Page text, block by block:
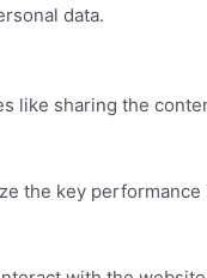
data.
like sharing the
the key